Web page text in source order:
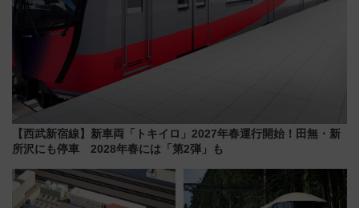
【西武新宿線】新車両「トキイロ」2027年春運行開始！田無・新
所沢にも停車 2028年春には「第2弾」も